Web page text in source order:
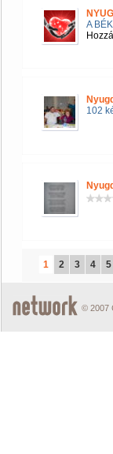
A
102
1 2 3 4 5
© 2007